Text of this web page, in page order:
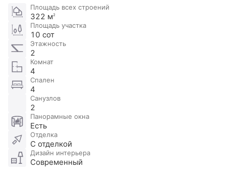
Площадь всех строений
322 м2
Площадь участка
10 сот
Этажность
2
Комнат
4
Спален
4
Санузлов
2
Панорамные окна
Есть
Отделка
С отделкой
Дизайн интерьера
Современный